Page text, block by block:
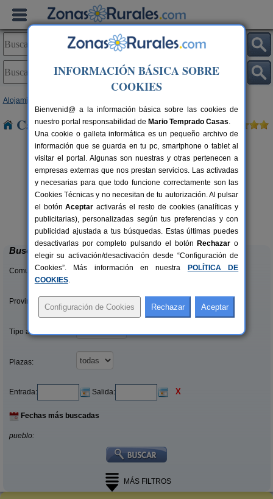
Alojamientos
Casas Rurales cerca de Castellfort
2-4+2 pers.
desde25 €
Casa Mayor
Ayódar (Castellón)
Buscar
Comunidades:
Provincias/Islas:
Tipo alquiler:
Plazas:
Entrada: Salida: X
Fechas más buscadas
pueblo:
MÁS FILTROS
INFORMACIÓN BÁSICA SOBRE
COOKIES
Bienvenid@ a la información básica sobre las cookies de
nuestro portal responsabilidad de Mario Temprado Casas.
Una cookie o galleta informática es un pequeño archivo de
información que se guarda en tu pc, smartphone o tablet al
visitar el portal. Algunas son nuestras y otras pertenecen a
empresas externas que nos prestan servicios. Las activadas
y necesarias para que todo funcione correctamente son las
Cookies Técnicas y no necesitan de tu autorización. Al pulsar
el botónAceptar activarás el resto de cookies (analíticas y
publicitarias), personalizadas según tus preferencias y con
publicidad ajustada a tus búsquedas. Estas últimas puedes
desactivarlas por completo pulsando el botón Rechazar o
elegir su activación/desactivación desde “Configuración de
Cookies”. Más información en nuestra
POLÍTICA DE
COOKIES.